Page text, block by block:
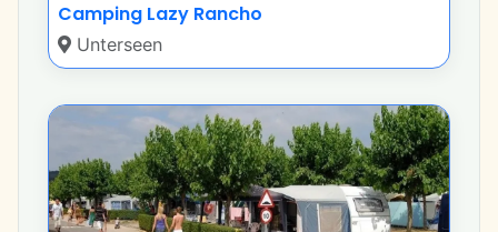
Camping Lazy Rancho
Unterseen